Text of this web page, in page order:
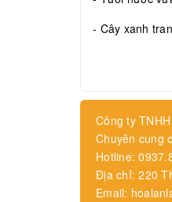
- Cây xanh
Công ty
Chuyên cung
Hotline:
Địa chỉ: 220
Email: